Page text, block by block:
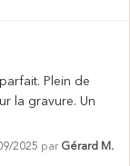
Plein de
la gravure. Un
2025 par Gérard M.